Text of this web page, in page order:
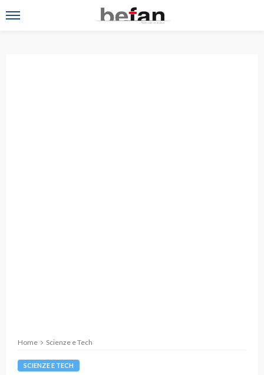
Home Scienze e Tech
SCIENZE E TECH